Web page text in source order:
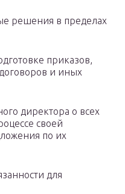
решения в пределах
приказов,
и иных
директора о всех
своей
по их
для